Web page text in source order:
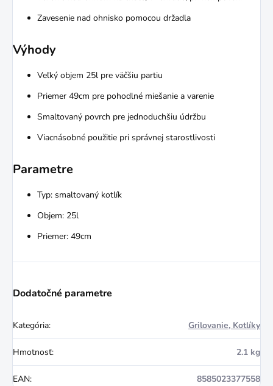
Zavesenie nad ohnisko pomocou držadla
Výhody
Veľký objem 25l pre väčšiu partiu
Priemer 49cm pre pohodlné miešanie a varenie
Smaltovaný povrch pre jednoduchšiu údržbu
Viacnásobné použitie pri správnej starostlivosti
Parametre
Typ: smaltovaný kotlík
Objem: 25l
Priemer: 49cm
Dodatočné parametre
Kategória: Grilovanie, Kotlíky
Hmotnosť: 2.1 kg
EAN: 8585023377558